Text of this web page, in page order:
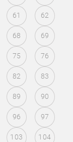
61 62
68 69
75 76
82 83
89 90
96 97
103 104